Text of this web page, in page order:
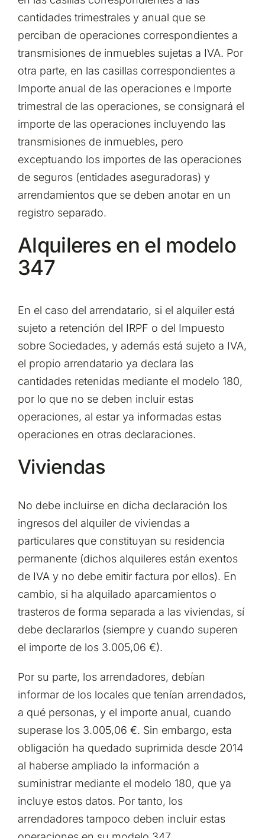
cantidades trimestrales y anual que se
perciban de operaciones correspondientes a
transmisiones de inmuebles sujetas a IVA. Por
otra parte, en las casillas correspondientes a
Importe anual de las operaciones e Importe
trimestral de las operaciones, se consignará el
importe de las operaciones incluyendo las
transmisiones de inmuebles, pero
exceptuando los importes de las operaciones
de seguros (entidades aseguradoras) y
arrendamientos que se deben anotar en un
registro separado.
Alquileres en el modelo
347
En el caso del arrendatario, si el alquiler está
sujeto a retención del IRPF o del Impuesto
sobre Sociedades, y además está sujeto a IVA,
el propio arrendatario ya declara las
cantidades retenidas mediante el modelo 180,
por lo que no se deben incluir estas
operaciones, al estar ya informadas estas
operaciones en otras declaraciones.
Viviendas
No debe incluirse en dicha declaración los
ingresos del alquiler de viviendas a
particulares que constituyan su residencia
permanente (dichos alquileres están exentos
de IVA y no debe emitir factura por ellos). En
cambio, si ha alquilado aparcamientos o
trasteros de forma separada a las viviendas, sí
debe declararlos (siempre y cuando superen
el importe de los 3.005,06 €).
Por su parte, los arrendadores, debían
informar de los locales que tenían arrendados,
a qué personas, y el importe anual, cuando
superase los 3.005,06 €. Sin embargo, esta
obligación ha quedado suprimida desde 2014
al haberse ampliado la información a
suministrar mediante el modelo 180, que ya
incluye estos datos. Por tanto, los
arrendadores tampoco deben incluir estas